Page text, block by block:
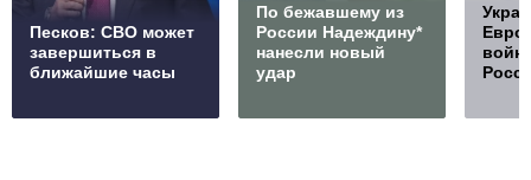
Песков: СВО может
завершиться в
ближайшие часы
По бежавшему из
России Надеждину*
нанесли новый
удар